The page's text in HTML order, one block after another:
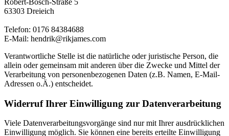
Robert-Bosch-Straße 5
63303 Dreieich
Telefon: 0176 84384688
E-Mail: hendrik@rikjames.com
Verantwortliche Stelle ist die natürliche oder juristische Person, die
allein oder gemeinsam mit anderen über die Zwecke und Mittel der
Verarbeitung von personenbezogenen Daten (z.B. Namen, E-Mail-
Adressen o.Ä.) entscheidet.
Widerruf Ihrer Einwilligung zur Datenverarbeitung
Viele Datenverarbeitungsvorgänge sind nur mit Ihrer ausdrücklichen
Einwilligung möglich. Sie können eine bereits erteilte Einwilligung